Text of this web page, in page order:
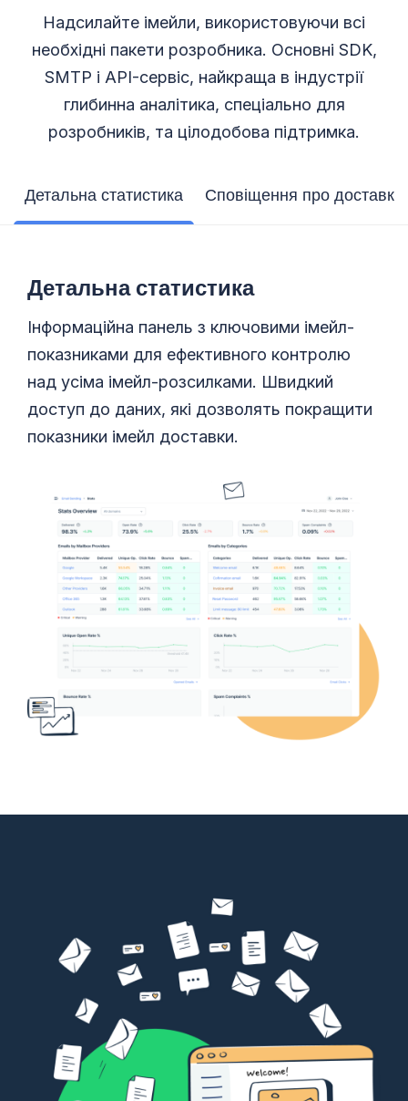
Надсилайте імейли, використовуючи всі
необхідні пакети розробника. Основні SDK,
SMTP і API-сервіс, найкраща в індустрії
глибинна аналітика, спеціально для
розробників, та цілодобова підтримка.
Детальна статистика Сповіщення про доставку
Детальна статистика
Інформаційна панель з ключовими імейл-
показниками для ефективного контролю
над усіма імейл-розсилками. Швидкий
доступ до даних, які дозволять покращити
показники імейл доставки.